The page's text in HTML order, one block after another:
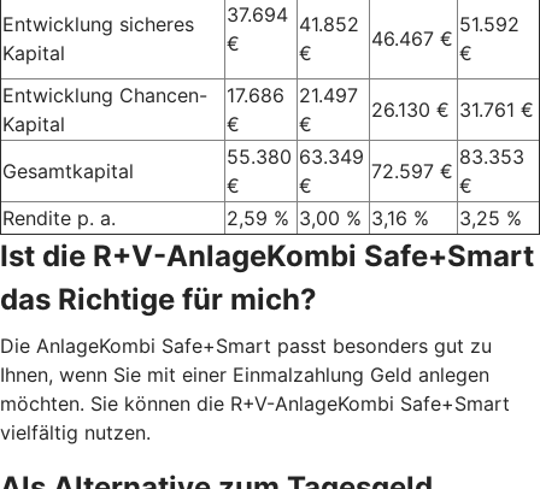
Entwicklung sicheres
Kapital
37.694
€
41.852
€
46.467 €
51.592
€
Entwicklung Chancen-
Kapital
17.686
€
21.497
€
26.130 € 31.761 €
Gesamtkapital
55.380
€
63.349
€
72.597 €
83.353
€
Rendite p. a.
2,59 % 3,00 % 3,16 % 3,25 %
Ist die R+V-AnlageKombi Safe+Smart
das Richtige für mich?
Die AnlageKombi Safe+Smart passt besonders gut zu
Ihnen, wenn Sie mit einer Einmalzahlung Geld anlegen
möchten. Sie können die R+V-AnlageKombi Safe+Smart
vielfältig nutzen.